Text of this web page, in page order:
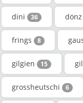
dini 36 dönz
frings 8
gilgien 15
grossheutschi 6